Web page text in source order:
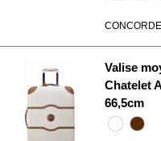
Valise
Chatelet
66,5cm